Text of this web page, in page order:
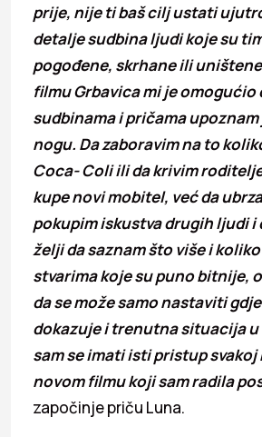
prije, nije ti baš cilj ustati
detalje sudbina ljudi koje su
pogođene, skrhane ili
filmu Grbavica mi je omogućio
sudbinama i pričama
nogu. Da zaboravim na to
Coca- Coli ili da krivim
kupe novi mobitel, već da
pokupim iskustva drugih ljudi i
želji da saznam što više i
stvarima koje su puno bitnije,
da se može samo nastaviti
dokazuje i trenutna situacija u
sam se imati isti pristup
novom filmu koji sam radila
započinje priču Luna.